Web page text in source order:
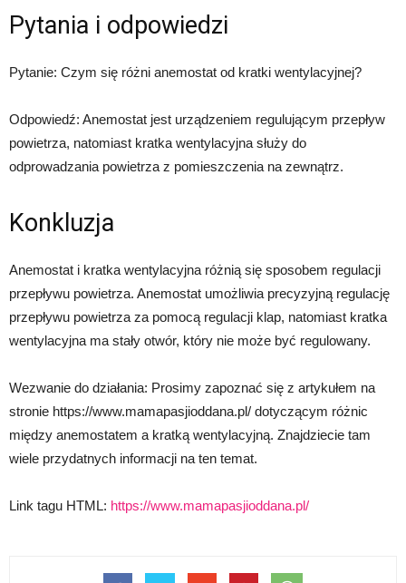
Pytania i odpowiedzi
Pytanie: Czym się różni anemostat od kratki wentylacyjnej?
Odpowiedź: Anemostat jest urządzeniem regulującym przepływ
powietrza, natomiast kratka wentylacyjna służy do
odprowadzania powietrza z pomieszczenia na zewnątrz.
Konkluzja
Anemostat i kratka wentylacyjna różnią się sposobem regulacji
przepływu powietrza. Anemostat umożliwia precyzyjną regulację
przepływu powietrza za pomocą regulacji klap, natomiast kratka
wentylacyjna ma stały otwór, który nie może być regulowany.
Wezwanie do działania: Prosimy zapoznać się z artykułem na
stronie https://www.mamapasjioddana.pl/ dotyczącym różnic
między anemostatem a kratką wentylacyjną. Znajdziecie tam
wiele przydatnych informacji na ten temat.
Link tagu HTML: https://www.mamapasjioddana.pl/